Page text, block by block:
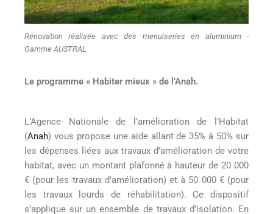
Rénovation réalisée avec des menuiseries en aluminium -
Gamme AUSTRAL
Le programme « Habiter mieux » de l’Anah.
L’Agence Nationale de l’amélioration de l’Habitat
(Anah) vous propose une aide allant de 35% à 50% sur
les dépenses liées aux travaux d’amélioration de votre
habitat, avec un montant plafonné à hauteur de 20 000
€ (pour les travaux d’amélioration) et à 50 000 € (pour
les travaux lourds de réhabilitation). Ce dispositif
s’applique sur un ensemble de travaux d’isolation. En